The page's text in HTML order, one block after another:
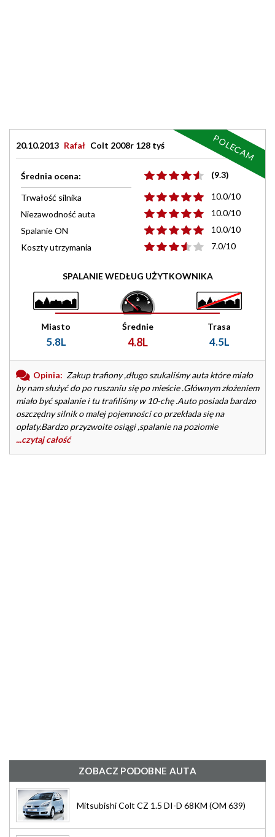
20.10.2013 Rafał Colt 2008r 128 tyś
Średnia ocena: (9.3)
Trwałość silnika
10.0/10
Niezawodność auta
10.0/10
Spalanie ON
10.0/10
Koszty utrzymania
7.0/10
SPALANIE WEDŁUG UŻYTKOWNIKA
Miasto
5.8L
Średnie
4.8L
Trasa
4.5L
Opinia: Zakup trafiony ,długo szukaliśmy auta które miało
by nam służyć do po ruszaniu się po mieście .Głównym złożeniem
miało być spalanie i tu trafiliśmy w 10-chę .Auto posiada bardzo
oszczędny silnik o malej pojemności co przekłada się na
opłaty.Bardzo przyzwoite osiągi ,spalanie na poziomie
...czytaj całość
POLECAM
ZOBACZ PODOBNE AUTA
Mitsubishi Colt CZ 1.5 DI-D 68KM (OM 639)